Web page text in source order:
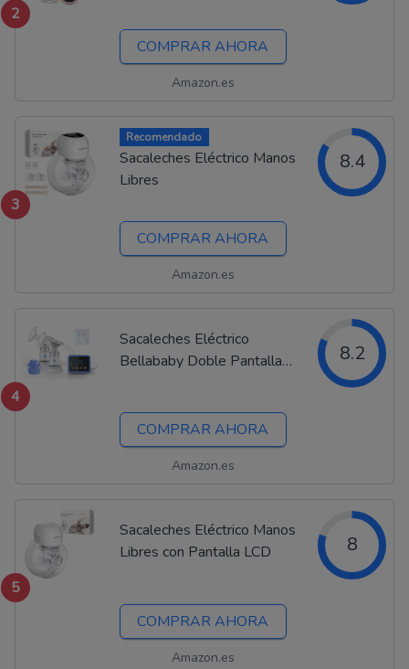
2
COMPRAR AHORA
Amazon.es
3
Recomendado
Sacaleches Eléctrico Manos
Libres
8.4
COMPRAR AHORA
Amazon.es
4
Sacaleches Eléctrico
Bellababy Doble Pantalla
8.2
COMPRAR AHORA
Amazon.es
5
Sacaleches Eléctrico Manos
Libres con Pantalla LCD
8
COMPRAR AHORA
Amazon.es